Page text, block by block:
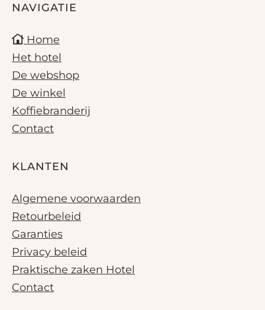
NAVIGATIE
Home
Het hotel
De webshop
De winkel
Koffiebranderij
Contact
KLANTEN
Algemene voorwaarden
Retourbeleid
Garanties
Privacy beleid
Praktische zaken Hotel
Contact